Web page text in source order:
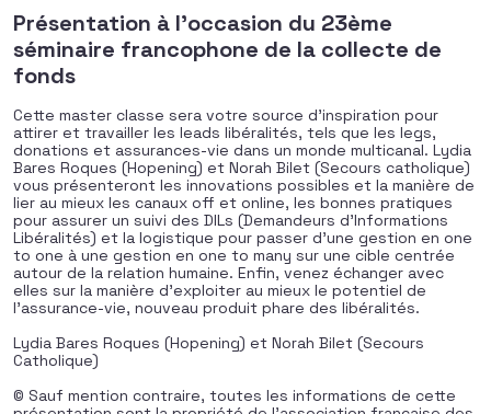
Présentation à l'occasion du 23ème
séminaire francophone de la collecte de
fonds
Cette master classe sera votre source d’inspiration pour
attirer et travailler les leads libéralités, tels que les legs,
donations et assurances-vie dans un monde multicanal. Lydia
Bares Roques (Hopening) et Norah Bilet (Secours catholique)
vous présenteront les innovations possibles et la manière de
lier au mieux les canaux off et online, les bonnes pratiques
pour assurer un suivi des DILs (Demandeurs d’Informations
Libéralités) et la logistique pour passer d’une gestion en one
to one à une gestion en one to many sur une cible centrée
autour de la relation humaine. Enfin, venez échanger avec
elles sur la manière d’exploiter au mieux le potentiel de
l’assurance-vie, nouveau produit phare des libéralités.
Lydia Bares Roques (Hopening) et Norah Bilet (Secours
Catholique)
© Sauf mention contraire, toutes les informations de cette